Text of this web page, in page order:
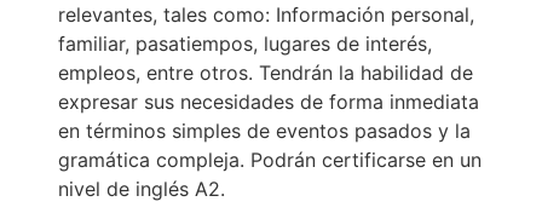
relevantes, tales como: Información personal,
familiar, pasatiempos, lugares de interés,
empleos, entre otros. Tendrán la habilidad de
expresar sus necesidades de forma inmediata
en términos simples de eventos pasados y la
gramática compleja. Podrán certificarse en un
nivel de inglés A2.